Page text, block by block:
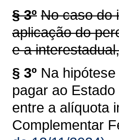
§ 3º No caso do
aplicação do
e a
§ 3º Na
pagar ao
entre a alíquota
Complementar